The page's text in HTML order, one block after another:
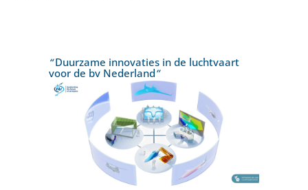
“Duurzame innovaties in de luchtvaart
voor de bv Nederland”